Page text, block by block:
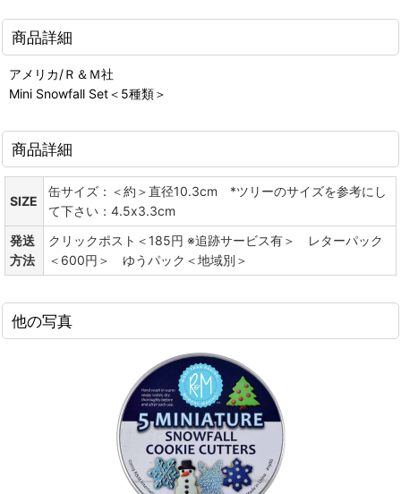
商品詳細
アメリカ/Ｒ＆Ｍ社
Mini Snowfall Set＜5種類＞
商品詳細
SIZE
缶サイズ：＜約＞直径10.3cm *ツリーのサイズを参考にし
て下さい：4.5x3.3cm
発送
方法
クリックポスト＜185円 ※追跡サービス有＞ レターパック
＜600円＞ ゆうパック＜地域別＞
他の写真